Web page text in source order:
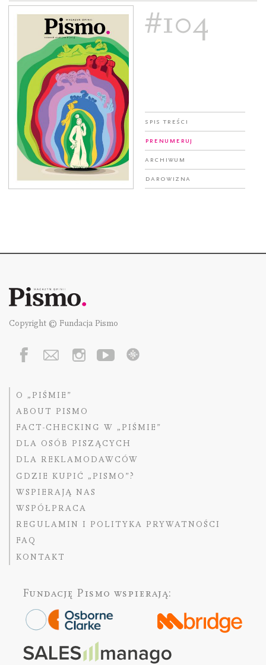
#104
Spis treści
Prenumeruj
Archiwum
Darowizna
Copyright © Fundacja Pismo
O „PIŚMIE”
ABOUT PISMO
FACT-CHECKING W „PIŚMIE”
DLA OSÓB PISZĄCYCH
DLA REKLAMODAWCÓW
GDZIE KUPIĆ „PISMO”?
WSPIERAJĄ NAS
WSPÓŁPRACA
REGULAMIN I POLITYKA PRYWATNOŚCI
FAQ
KONTAKT
Fundację Pismo wspierają: